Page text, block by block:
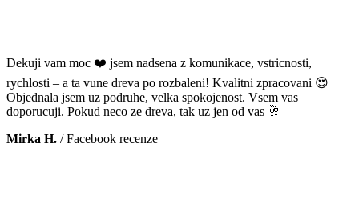
Dekuji vam moc ❤️ jsem nadsena z komunikace, vstricnosti,
rychlosti – a ta vune dreva po rozbaleni! Kvalitni zpracovani 😍
Objednala jsem uz podruhe, velka spokojenost. Vsem vas
doporucuji. Pokud neco ze dreva, tak uz jen od vas 🥂
Mirka H. /Facebook recenze